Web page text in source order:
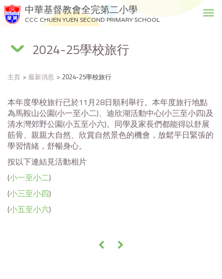
中華基督教會全完第二小學
CCC CHUEN YUEN SECOND PRIMARY SCHOOL
T
i
g
a
2024-25學校旅行
主頁 最新消息 2024-25學校旅行
本年度學校旅行已於11月28日順利舉行。本年度旅行地點
為馬鞍山公園(小一至小二)、迪欣湖活動中心(小三至小四)及
清水灣郊野公園(小五至小六)。同學及家長們都能得以舒展
筋骨、親親大自然、欣賞自然景色的機會，放鬆平日緊張的
學習情緒，舒暢身心。
按以下連結見活動相片
(小一至小二)
(小三至小四)
(小五至小六)
« »